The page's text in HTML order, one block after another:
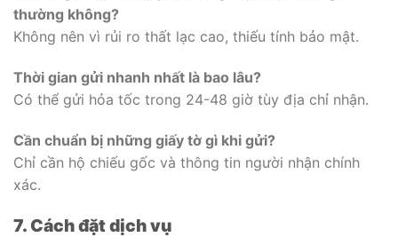
thường không?
Không nên vì rủi ro thất lạc cao, thiếu tính bảo mật.
Thời gian gửi nhanh nhất là bao lâu?
Có thể gửi hỏa tốc trong 24-48 giờ tùy địa chỉ nhận.
Cần chuẩn bị những giấy tờ gì khi gửi?
Chỉ cần hộ chiếu gốc và thông tin người nhận chính
xác.
7. Cách đặt dịch vụ